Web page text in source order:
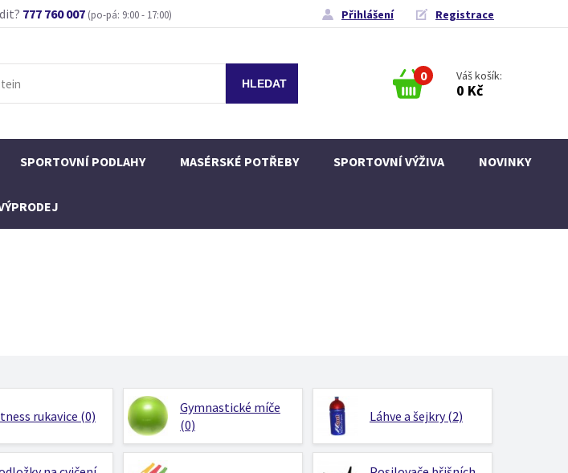
777 760 007 (po-pá: 9:00 - 17:00) Přihlášení Registrace
0 Váš košík:
0 Kč
SPORTOVNÍ PODLAHY MASÉRSKÉ POTŘEBY SPORTOVNÍ VÝŽIVA NOVINKY
rukavice (0)
Gymnastické míče
(0)
Láhve a šejkry (2)